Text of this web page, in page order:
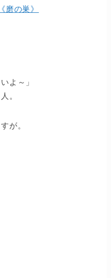
磨の巣》
よ～」
。
が。